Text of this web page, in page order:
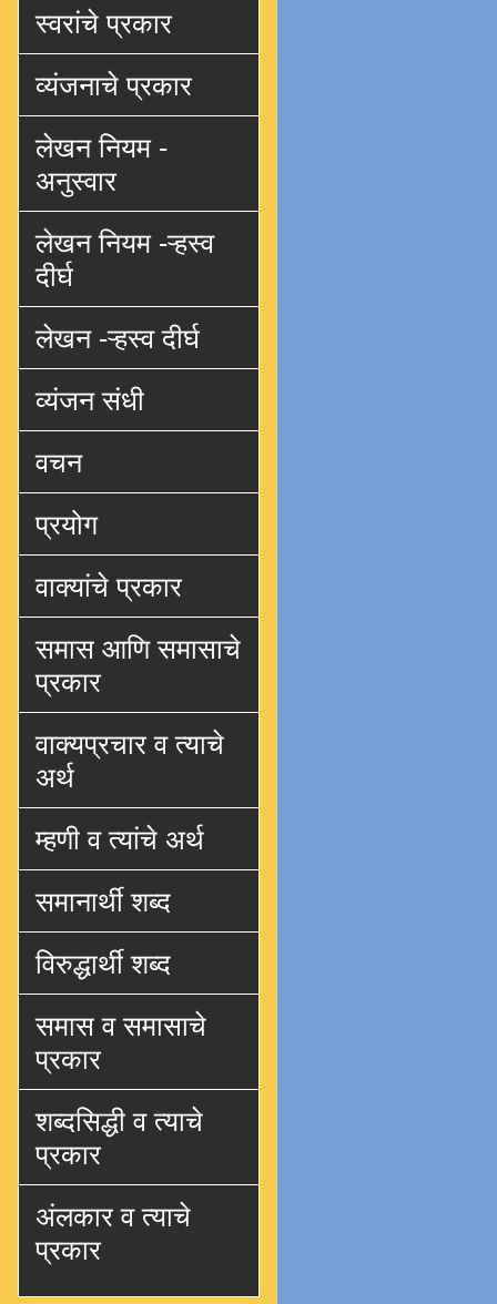
स्वरांचे प्रकार
व्यंजनाचे प्रकार
लेखन नियम -
अनुस्वार
लेखन नियम -ऱ्हस्व
दीर्घ
लेखन -ऱ्हस्व दीर्घ
व्यंजन संधी
वचन
प्रयोग
वाक्यांचे प्रकार
समास आणि समासाचे
प्रकार
वाक्यप्रचार व त्याचे
अर्थ
म्हणी व त्यांचे अर्थ
समानार्थी शब्द
विरुद्धार्थी शब्द
समास व समासाचे
प्रकार
शब्दसिद्धी व त्याचे
प्रकार
अंलकार व त्याचे
प्रकार